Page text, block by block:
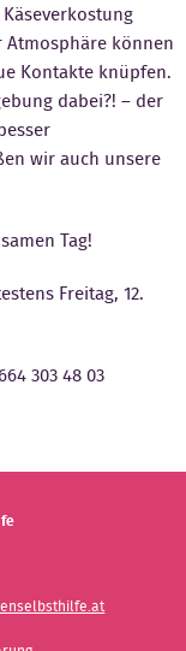
können
Kontakte knüpfen.
dabei?! – der
wir auch unsere
Tag!
Freitag, 12.
303 48 03